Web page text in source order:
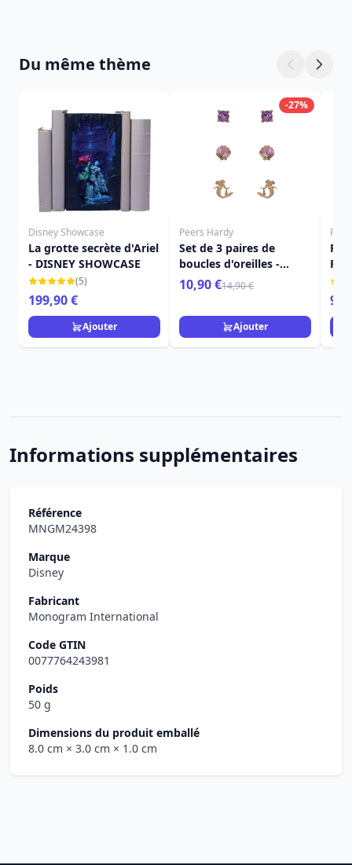
Du même thème
Disney Showcase
La grotte secrète d'Ariel
- DISNEY SHOWCASE
(5)
199,90 €
Ajouter
-27%
Peers Hardy
Set de 3 paires de
boucles d'oreilles -
Disney La Petite Sirène
10,90 €14,90 €
Ajouter
Informations supplémentaires
Référence
MNGM24398
Marque
Disney
Fabricant
Monogram International
Code GTIN
0077764243981
Poids
50 g
Dimensions du produit emballé
8.0 cm × 3.0 cm × 1.0 cm